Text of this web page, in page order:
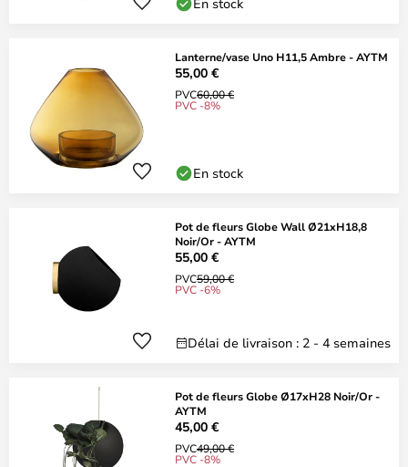
Lanterne/vase Uno H11,5 Ambre - AYTM
55,00 €
PVC60,00 €
PVC -8%
En stock
Pot de fleurs Globe Wall Ø21xH18,8
Noir/Or - AYTM
55,00 €
PVC59,00 €
PVC -6%
Délai de livraison : 2 - 4 semaines
Pot de fleurs Globe Ø17xH28 Noir/Or -
AYTM
45,00 €
PVC49,00 €
PVC -8%